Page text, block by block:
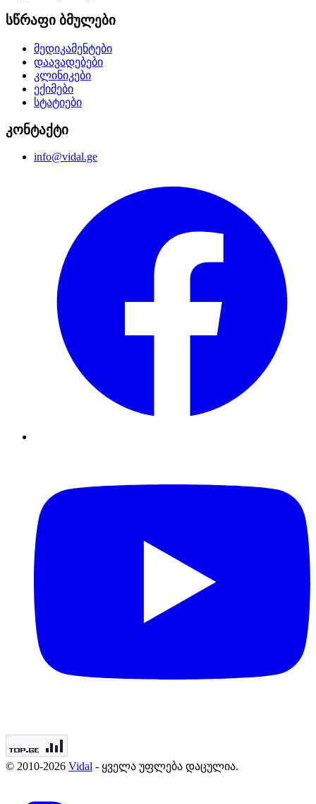
სწრაფი ბმულები
მედიკამენტები
დაავადებები
კლინიკები
ექიმები
სტატიები
კონტაქტი
info@vidal.ge
© 2010-2026 Vidal - ყველა უფლება დაცულია.